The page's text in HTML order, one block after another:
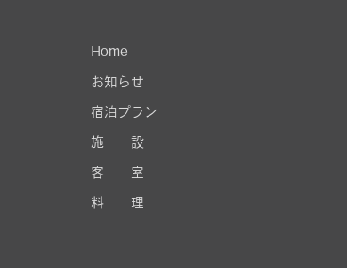
Home
お知らせ
宿泊プラン
施 設
客 室
料 理